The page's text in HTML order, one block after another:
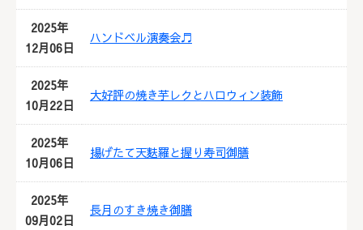
2025年
12月06日
ハンドベル演奏会♬
2025年
10月22日
大好評の焼き芋レクとハロウィン装飾
2025年
10月06日
揚げたて天麩羅と握り寿司御膳
2025年
09月02日
長月のすき焼き御膳